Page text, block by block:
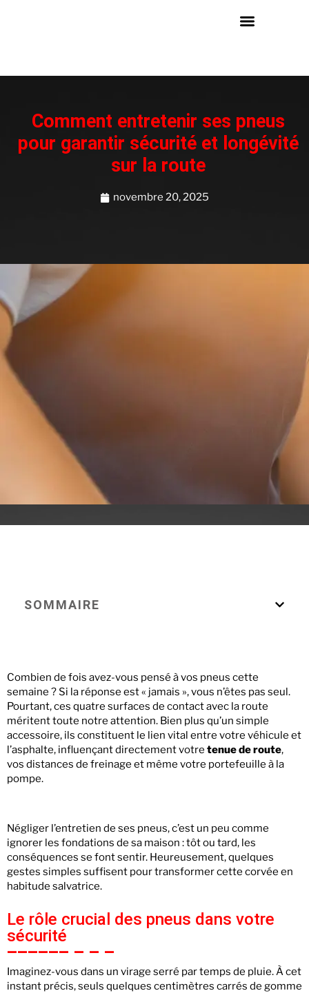
Comment entretenir ses pneus
pour garantir sécurité et longévité
sur la route
novembre 20, 2025
SOMMAIRE
Combien de fois avez-vous pensé à vos pneus cette
semaine ? Si la réponse est « jamais », vous n’êtes pas seul.
Pourtant, ces quatre surfaces de contact avec la route
méritent toute notre attention. Bien plus qu’un simple
accessoire, ils constituent le lien vital entre votre véhicule et
l’asphalte, influençant directement votre tenue de route,
vos distances de freinage et même votre portefeuille à la
pompe.
Négliger l’entretien de ses pneus, c’est un peu comme
ignorer les fondations de sa maison : tôt ou tard, les
conséquences se font sentir. Heureusement, quelques
gestes simples suffisent pour transformer cette corvée en
habitude salvatrice.
Le rôle crucial des pneus dans votre
sécurité
Imaginez-vous dans un virage serré par temps de pluie. À cet
instant précis, seuls quelques centimètres carrés de gomme